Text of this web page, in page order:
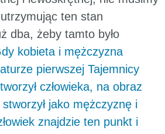
ten stan
dba, żeby tamto było
kobieta i mężczyzna
pierwszej Tajemnicy
człowieka, na obraz
jako mężczyznę i
znajdzie ten punkt i